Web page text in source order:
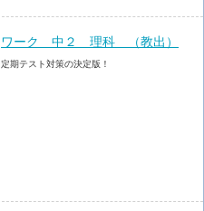
ワーク 中２ 理科 （教出）
定期テスト対策の決定版！